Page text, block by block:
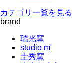
カテゴリ一覧を見る
brand
瑞光窯
studio m'
圭秀窯